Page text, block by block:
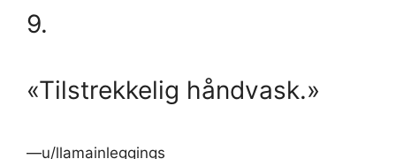
9.
«Tilstrekkelig håndvask.»
—u/llamainleggings